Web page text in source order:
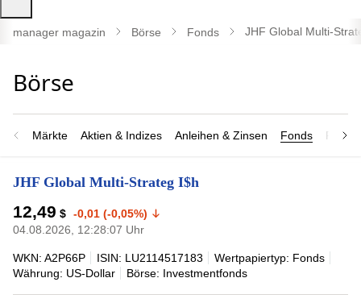
öffnen
manager magazin Börse Fonds JHF Global Multi-
Märkte Aktien & Indizes Anleihen & Zinsen Fonds
JHF Global Multi-Strateg I$h
12,49 $ -0,01 (-0,05%)
04.08.2026, 12:28:07 Uhr
WKN: A2P66P ISIN: LU2114517183
Wertpapiertyp: Fonds
Währung: US-Dollar
Börse: Investmentfonds